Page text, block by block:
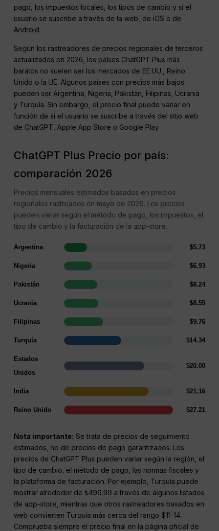
pago, los impuestos locales, los tipos de cambio y si el
usuario se suscribe a través de la web, de iOS o de
Android.
Según los rastreadores de precios regionales de terceros
actualizados en 2026, los países ChatGPT Plus más
baratos no suelen ser los mercados de EE.UU., Reino
Unido o la UE. Algunos países con precios más bajos
pueden ser Argentina, Nigeria, Pakistán, Filipinas, Ucrania
y Turquía. Sin embargo, el precio final puede variar en
función de si el usuario se suscribe a través del sitio web
de ChatGPT, Apple App Store o Google Play.
ChatGPT Plus Precio por país:
comparación 2026
Precios mensuales estimados basados en precios
regionales rastreados en mayo de 2026. Los precios
pueden variar según el método de pago, los impuestos, el
tipo de cambio y la facturación de la app-store.
Argentina $5.73
Nigeria $6.93
Pakistán $8.24
Ucrania $8.55
Filipinas $9.76
Turquía $14.34
Estados
Unidos
$20.00
India $21.16
Reino Unido $27.21
Nota importante: Se trata de precios de seguimiento
estimados, no de precios de pago garantizados. Los
precios de ChatGPT Plus pueden variar según la región, el
tipo de cambio, el método de pago, las normas fiscales y
la plataforma de facturación. Por ejemplo, Turquía puede
mostrar alrededor de ₺499.99 a través de algunos listados
de app-store, mientras que otros rastreadores basados en
web convierten Turquía más cerca del rango $11-14.
Comprueba siempre el precio final en la página oficial de